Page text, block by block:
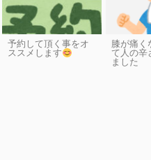
予約して頂く事をオ
ススメします
膝が痛く
て人の辛
ました